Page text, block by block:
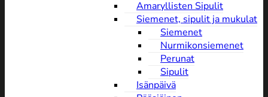
Amaryllisten Sipulit
Siemenet, sipulit ja mukulat
Siemenet
Nurmikonsiemenet
Perunat
Sipulit
Isänpäivä